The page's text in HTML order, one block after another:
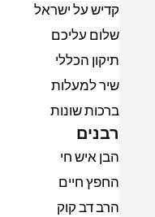
קדיש על ישראל
שלום עליכם
תיקון הכללי
שיר למעלות
ברכות שונות
רבנים
הבן איש חי
החפץ חיים
הרב דב קוק